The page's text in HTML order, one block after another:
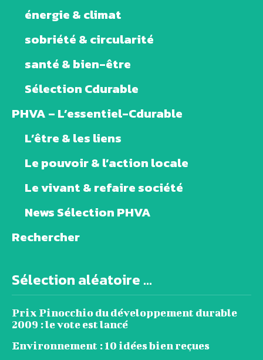
énergie & climat
sobriété & circularité
santé & bien-être
Sélection Cdurable
PHVA – L’essentiel-Cdurable
L’être & les liens
Le pouvoir & l’action locale
Le vivant & refaire société
News Sélection PHVA
Rechercher
Sélection aléatoire ...
Prix Pinocchio du développement durable
2009 : le vote est lancé
Environnement : 10 idées bien reçues